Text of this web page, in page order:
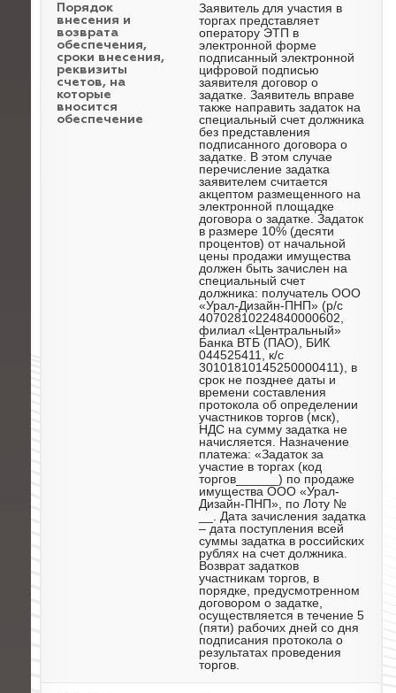
Порядок
внесения и
возврата
обеспечения,
сроки внесения,
реквизиты
счетов, на
которые
вносится
обеспечение
Заявитель для участия в
торгах представляет
оператору ЭТП в
электронной форме
подписанный электронной
цифровой подписью
заявителя договор о
задатке. Заявитель вправе
также направить задаток на
специальный счет должника
без представления
подписанного договора о
задатке. В этом случае
перечисление задатка
заявителем считается
акцептом размещенного на
электронной площадке
договора о задатке. Задаток
в размере 10% (десяти
процентов) от начальной
цены продажи имущества
должен быть зачислен на
специальный счет
должника: получатель ООО
«Урал-Дизайн-ПНП» (р/с
40702810224840000602,
филиал «Центральный»
Банка ВТБ (ПАО), БИК
044525411, к/с
30101810145250000411), в
срок не позднее даты и
времени составления
протокола об определении
участников торгов (мск),
НДС на сумму задатка не
начисляется. Назначение
платежа: «Задаток за
участие в торгах (код
торгов______) по продаже
имущества ООО «Урал-
Дизайн-ПНП», по Лоту №
__. Дата зачисления задатка
– дата поступления всей
суммы задатка в российских
рублях на счет должника.
Возврат задатков
участникам торгов, в
порядке, предусмотренном
договором о задатке,
осуществляется в течение 5
(пяти) рабочих дней со дня
подписания протокола о
результатах проведения
торгов.